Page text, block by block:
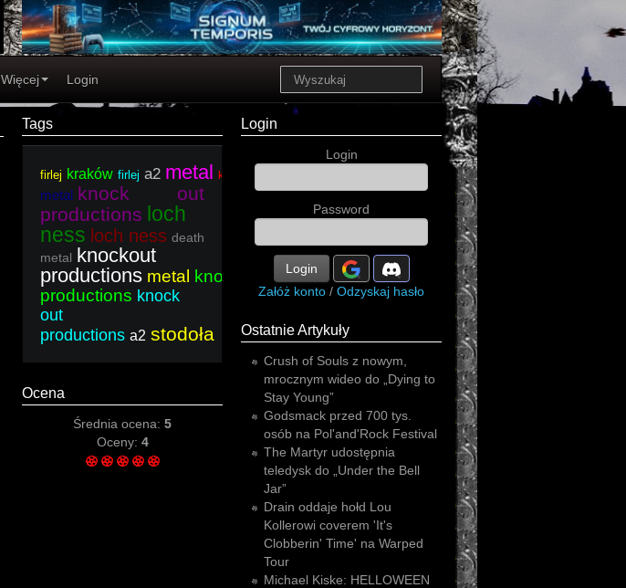
Więcej Login
Tags
firlej kraków firlej a2 metal koncert
metal knock out
productions loch
ness loch ness death
metal knockout
productions metal
knockout
productions knock
out
productions a2 stodoła
Ocena
Średnia ocena: 5
Oceny: 4
Login
Login
Password
Login
Załóż konto / Odzyskaj hasło
Ostatnie Artykuły
Crush of Souls z nowym,
mrocznym wideo do „Dying to
Stay Young”
Godsmack przed 700 tys.
osób na Pol'and'Rock Festival
The Martyr udostępnia
teledysk do „Under the Bell
Jar”
Drain oddaje hołd Lou
Kollerowi coverem 'It's
Clobberin' Time' na Warped
Tour
Michael Kiske: HELLOWEEN